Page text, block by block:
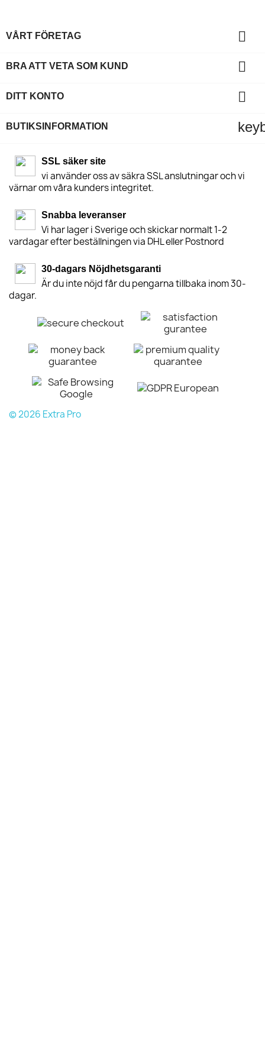
VÅRT FÖRETAG 
BRA ATT VETA SOM KUND 
DITT KONTO 
BUTIKSINFORMATION
SSL säker site
vi använder oss av säkra SSL anslutningar och vi
värnar om våra kunders integritet.
Snabba leveranser
Vi har lager i Sverige och skickar normalt 1-2
vardagar efter beställningen via DHL eller Postnord
30-dagars Nöjdhetsgaranti
Är du inte nöjd får du pengarna tillbaka inom 30-
dagar.
© 2026 Extra Pro